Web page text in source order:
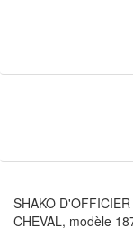
SHAKO
CHEVAL, modèle